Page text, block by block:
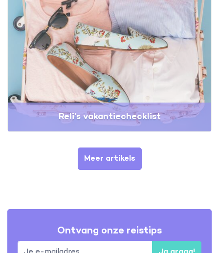
Reli's vakantiechecklist
Meer artikels
Ontvang onze reistips